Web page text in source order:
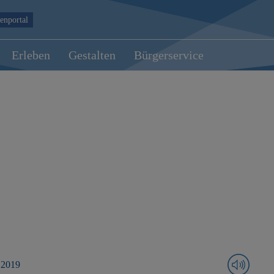
Erleben Gestalten Bürgerservice